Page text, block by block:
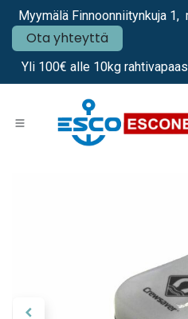
Siirry sisältöön
Myymälä Finnoonniitynkuja
Ota yhteyttä
Yli 100€ alle 10kg